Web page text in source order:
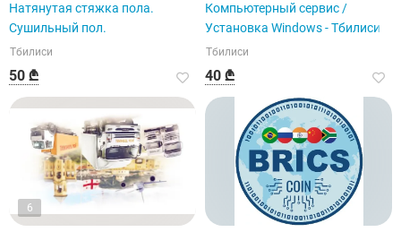
Натянутая стяжка пола.
Сушильный пол.
Тбилиси
50 ₾
Компьютерный сервис /
Установка Windows - Тбилиси
Тбилиси
40 ₾
6